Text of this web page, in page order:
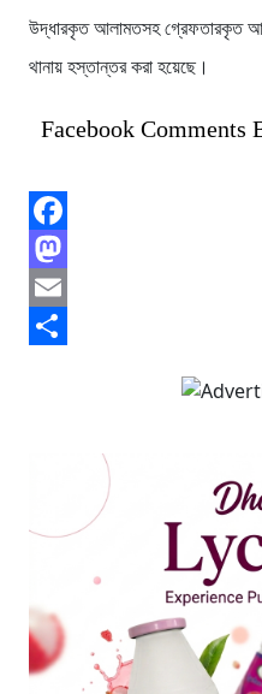
উদ্ধারকৃত আলামতসহ গ্রেফতারকৃত
থানায় হস্তান্তর করা হয়েছে।
Facebook Comments
Facebook
Mastodon
Email